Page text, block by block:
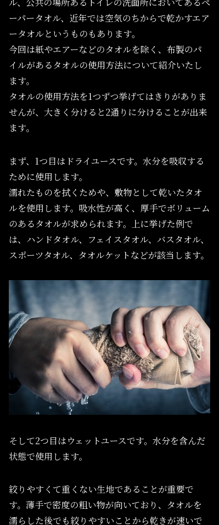
ーパータオル、近年では空気のちからで乾かすエア
ータオルというものもあります。
今回は紙やエアーなどのタオルを除く、布製のパ
イルがあるタオルの使用方法について紹介いたし
ます。
タオルの使用方法を1つずつ挙げてはきりがありま
せんが、大きく分けると2通りに分けることが出来
ます。
まず、1つ目はドライユースです。水分を吸収する
ために使用します。
濡れたものを拭くためや、敷物として乾いたタオ
ルを使用します。吸水性が高く、厚手でボリューム
のあるタオルが求められます。上に挙げた例で
は、ハンドタオル、フェイスタオル、バスタオル、
スポーツタオル、タオルケットなどが該当します。
そして2つ目はウェットユースです。水分を含んだ
状態で使用します。
絞りやすくて重くない生地であることが重要で
す。薄手で密度の粗い物が向いており、タオルを
濡らした後でも絞りやすいことから乾きが速いで